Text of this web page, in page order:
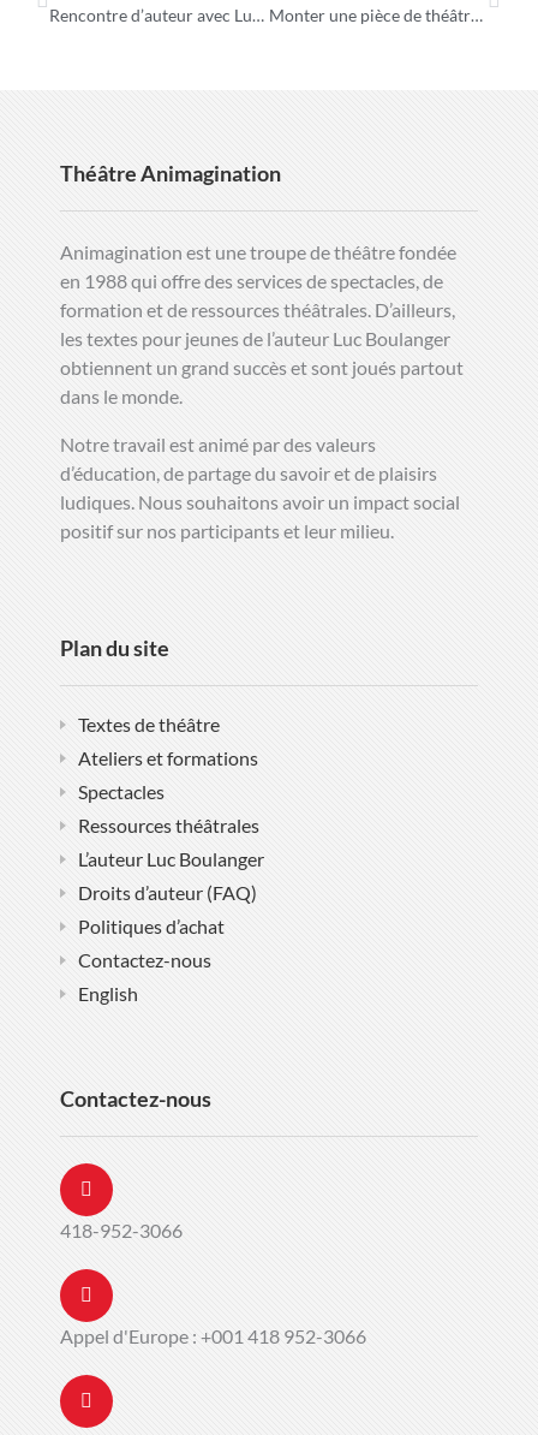
Rencontre d’auteur avec Luc Boulanger
Monter une pièce de théâtre avec des jeunes
Théâtre Animagination
Animagination est une troupe de théâtre fondée
en 1988 qui offre des services de spectacles, de
formation et de ressources théâtrales. D’ailleurs,
les textes pour jeunes de l’auteur Luc Boulanger
obtiennent un grand succès et sont joués partout
dans le monde.
Notre travail est animé par des valeurs
d’éducation, de partage du savoir et de plaisirs
ludiques. Nous souhaitons avoir un impact social
positif sur nos participants et leur milieu.
Plan du site
Textes de théâtre
Ateliers et formations
Spectacles
Ressources théâtrales
L’auteur Luc Boulanger
Droits d’auteur (FAQ)
Politiques d’achat
Contactez-nous
English
Contactez-nous
418-952-3066
Appel d'Europe : +001 418 952-3066